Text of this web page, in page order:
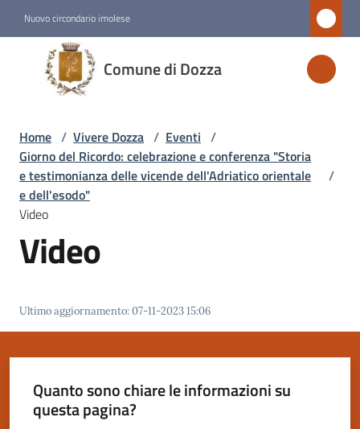
Nuovo circondario imolese
Comune di Dozza
Comune
di
Dozza
Amministrazione
Novità
Servizi
Vivere
Home / Vivere Dozza / Eventi /
Giorno del Ricordo: celebrazione e conferenza "Storia
e testimonianza delle vicende dell'Adriatico orientale
e dell'esodo"
/
Video
Video
Ultimo aggiornamento:07-11-2023 15:06
Quanto sono chiare le informazioni su
questa pagina?